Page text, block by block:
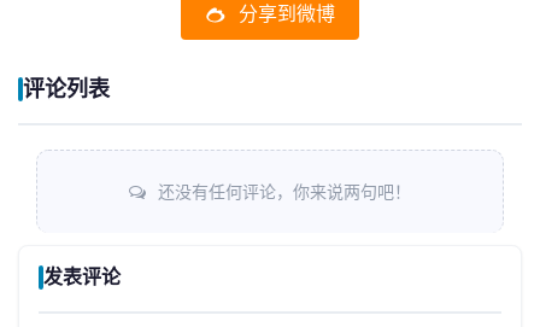
分享到微博
评论列表
还没有任何评论，你来说两句吧！
发表评论